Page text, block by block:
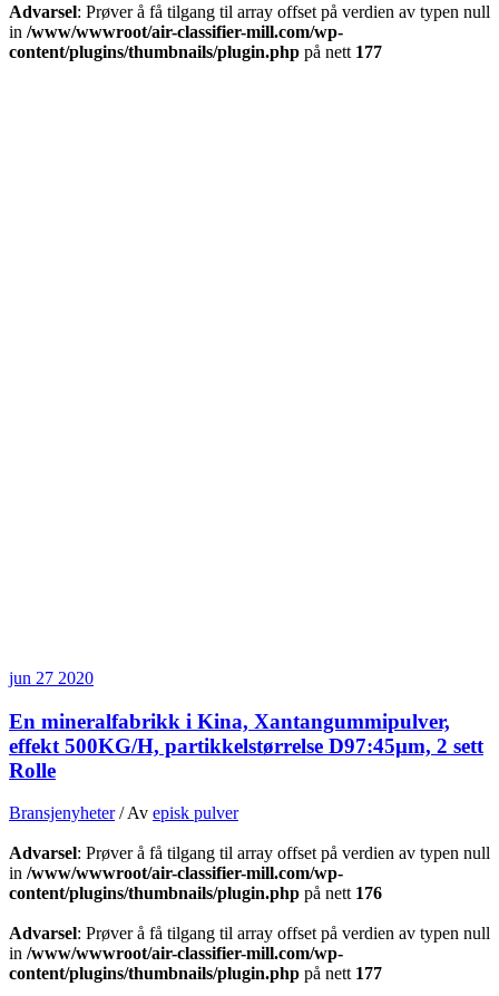
Advarsel: Prøver å få tilgang til array offset på verdien av typen null
in /www/wwwroot/air-classifier-mill.com/wp-
content/plugins/thumbnails/plugin.php på nett 177
jun 27 2020
En mineralfabrikk i Kina, Xantangummipulver,
effekt 500KG/H, partikkelstørrelse D97:45μm, 2 sett
Rolle
Bransjenyheter/ Av episk pulver
Advarsel: Prøver å få tilgang til array offset på verdien av typen null
in /www/wwwroot/air-classifier-mill.com/wp-
content/plugins/thumbnails/plugin.php på nett 176
Advarsel: Prøver å få tilgang til array offset på verdien av typen null
in /www/wwwroot/air-classifier-mill.com/wp-
content/plugins/thumbnails/plugin.php på nett 177